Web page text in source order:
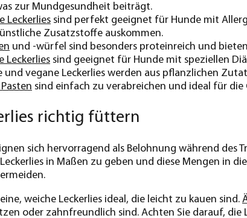
zur Mundgesundheit beiträgt.
Leckerlies sind perfekt geeignet für Hunde mit
Zusatzstoffe auskommen.
und -würfel sind besonders proteinreich und
Leckerlies sind geeignet für Hunde mit speziellen
und vegane Leckerlies werden aus pflanzlichen
sind einfach zu verabreichen und ideal für
richtig füttern
sich hervorragend als Belohnung während des
in Maßen zu geben und diese Mengen in
weiche Leckerlies ideal, die leicht zu kauen sind.
oder zahnfreundlich sind. Achten Sie darauf, die